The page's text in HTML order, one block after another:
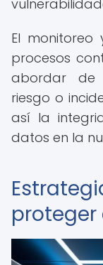
El
procesos
abordar de
riesgo o
así la
datos en la
proteger